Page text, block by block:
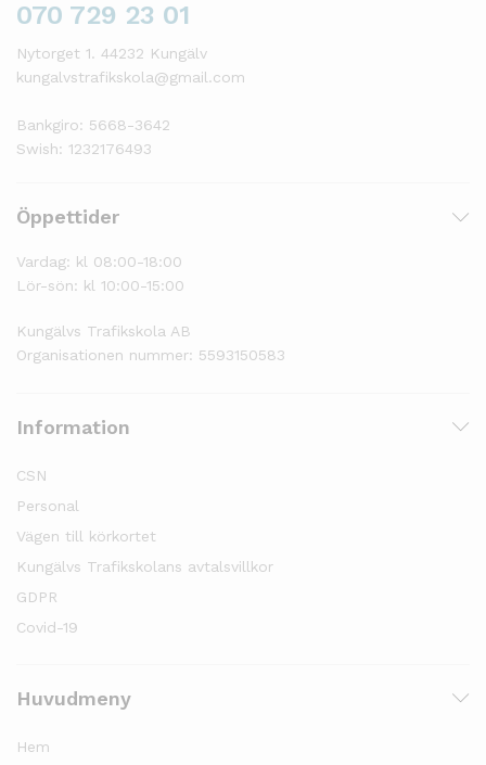
070 729 23 01
Nytorget 1. 44232 Kungälv
kungalvstrafikskola@gmail.com
Bankgiro: 5668-3642
Swish: 1232176493
Öppettider
Vardag: kl 08:00-18:00
Lör-sön: kl 10:00-15:00
Kungälvs Trafikskola AB
Organisationen nummer: 5593150583
Information
CSN
Personal
Vägen till körkortet
Kungälvs Trafikskolans avtalsvillkor
GDPR
Covid-19
Huvudmeny
Hem